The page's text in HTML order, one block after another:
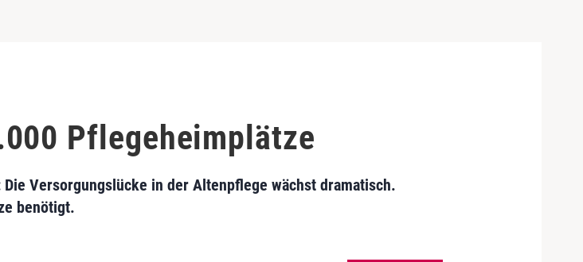
Pflegeheimplätze
Versorgungslücke in der Altenpflege wächst dramatisch.
benötigt.